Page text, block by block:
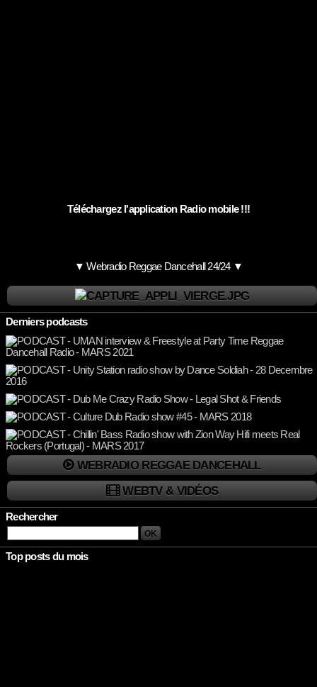
Téléchargez l'application Radio mobile !!!
▼ Webradio Reggae Dancehall 24/24 ▼
Derniers podcasts
WEBRADIO REGGAE DANCEHALL
WEBTV & VIDÉOS
Rechercher
Top posts du mois